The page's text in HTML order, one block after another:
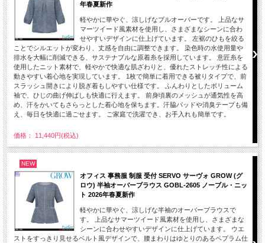
年春夏新作
軽やかに華やぐ、涼しげなプルオーバーです。 上品なサ
マーツイード風素材を使用し、さまざまなシーンに合わ
せやすいデザインに仕上げています。 左裾のひもを絞る
ことでシルエットが変わり、丈感を自由に調整できます。 染色時の水使用量や
排水を大幅に削減できる、サステナブルな原着糸を採用しています。 意匠糸を
使用したニット素材で、軽やかで快適な肌ざわりと、優れたストレッチ性による
動きやすい着心地を実現しています。 1枚で簡単に着用できる被りタイプで、前
スラッシュ開きにより脱ぎ着もしやすい仕様です。 ふんわりとしたボリューム
袖で、ひじの曲げ伸ばしも快適に行えます。 前身頃裏のメッシュが通気性を高
め、汗をかいてもさらっとした着心地を保ちます。汗脇パッドや消臭テープも備
え、毎日を快適に過ごせます。 ご家庭で洗濯でき、お手入れも簡単です。
価格： 11,440円(税込)
NEW
オフィス 事務服 制服 受付 SERVO サーヴォ GROW (グ
ロウ) 半袖オーバーブラウス GOBL-2605 ノーブル・ニッ
ト 2026年春夏新作
軽やかに華やぐ、涼しげな半袖のオーバーブラウスで
す。 上品なサマーツイード風素材を使用し、さまざまな
シーンに合わせやすいデザインに仕上げています。 ウエ
ストをすっきり見せるベルト風デザインで、腰まわりはゆとりのあるペプラム仕